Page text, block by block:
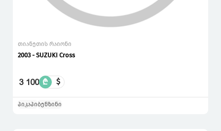
თიანეთის რაიონი
2003 - SUZUKI Cross
3 100 ₾ $
პიკაპიბენზინი